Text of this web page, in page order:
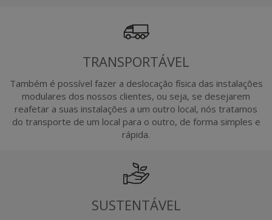
TRANSPORTÁVEL
Também é possível fazer a deslocação física das instalações
modulares dos nossos clientes, ou seja, se desejarem
reafetar a suas instalações a um outro local, nós tratamos
do transporte de um local para o outro, de forma simples e
rápida.
SUSTENTÁVEL